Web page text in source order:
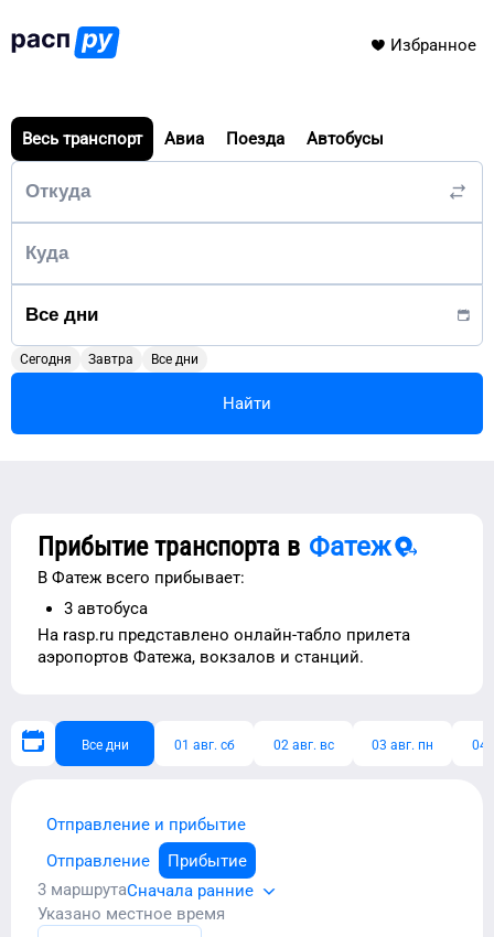
Избранное
Весь транспорт Авиа Поезда Автобусы
Сегодня Завтра Все дни
Найти
Прибытие транспорта в Фатеж
В Фатеж всего прибывает:
3 автобуса
На rasp.ru представлено онлайн-табло прилета
аэропортов Фатежа, вокзалов и станций.
Все дни 01 авг. сб 02 авг. вс 03 авг. пн 04
Отправление и прибытие
Отправление
Прибытие
3 маршрутаСначала ранние
Указано местное время